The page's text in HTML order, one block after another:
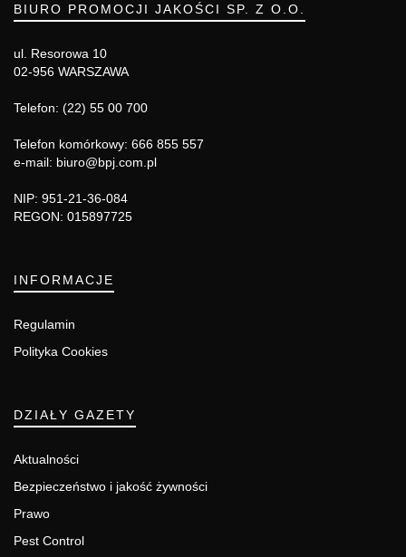
BIURO PROMOCJI JAKOŚCI SP. Z O.O.
ul. Resorowa 10
02-956 WARSZAWA
Telefon: (22) 55 00 700
Telefon komórkowy: 666 855 557
e-mail: biuro@bpj.com.pl
NIP: 951-21-36-084
REGON: 015897725
INFORMACJE
Regulamin
Polityka Cookies
DZIAŁY GAZETY
Aktualności
Bezpieczeństwo i jakość żywności
Prawo
Pest Control